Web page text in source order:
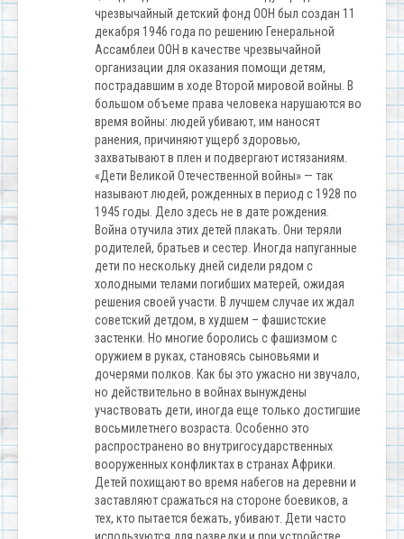
чрезвычайный детский фонд ООН был создан 11
декабря 1946 года по решению Генеральной
Ассамблеи ООН в качестве чрезвычайной
организации для оказания помощи детям,
пострадавшим в ходе Второй мировой войны. В
большом объеме права человека нарушаются во
время войны: людей убивают, им наносят
ранения, причиняют ущерб здоровью,
захватывают в плен и подвергают истязаниям.
«Дети Великой Отечественной войны» — так
называют людей, рожденных в период с 1928 по
1945 годы. Дело здесь не в дате рождения.
Война отучила этих детей плакать. Они теряли
родителей, братьев и сестер. Иногда напуганные
дети по нескольку дней сидели рядом с
холодными телами погибших матерей, ожидая
решения своей участи. В лучшем случае их ждал
советский детдом, в худшем – фашистские
застенки. Но многие боролись с фашизмом с
оружием в руках, становясь сыновьями и
дочерями полков. Как бы это ужасно ни звучало,
но действительно в войнах вынуждены
участвовать дети, иногда еще только достигшие
восьмилетнего возраста. Особенно это
распространено во внутригосударственных
вооруженных конфликтах в странах Африки.
Детей похищают во время набегов на деревни и
заставляют сражаться на стороне боевиков, а
тех, кто пытается бежать, убивают. Дети часто